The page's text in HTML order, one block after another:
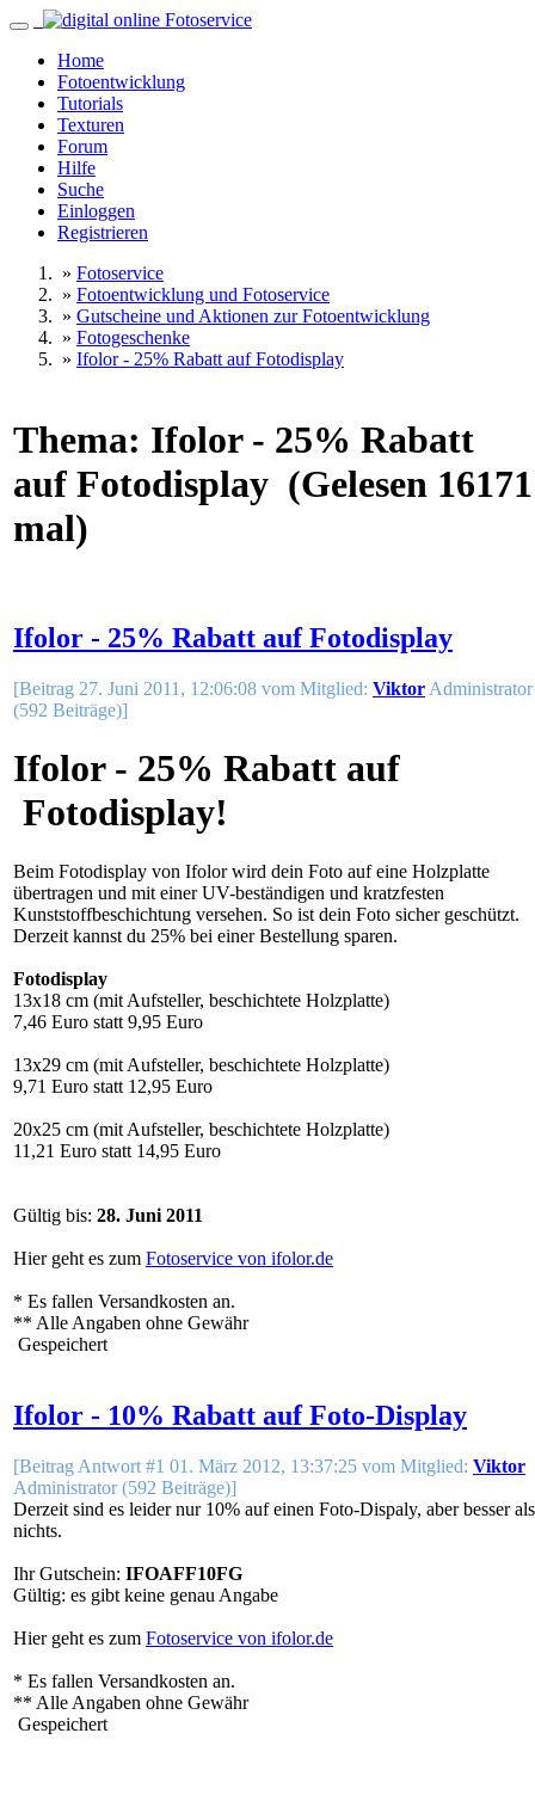
Home
Fotoentwicklung
Tutorials
Texturen
Forum
Hilfe
Suche
Einloggen
Registrieren
» Fotoservice
» Fotoentwicklung und Fotoservice
» Gutscheine und Aktionen zur Fotoentwicklung
» Fotogeschenke
» Ifolor - 25% Rabatt auf Fotodisplay
Thema: Ifolor - 25% Rabatt
auf Fotodisplay (Gelesen 16171
mal)
Ifolor - 25% Rabatt auf Fotodisplay
[Beitrag 27. Juni 2011, 12:06:08 vom Mitglied: Viktor Administrator
(592 Beiträge)]
Ifolor - 25% Rabatt auf
Fotodisplay!
Beim Fotodisplay von Ifolor wird dein Foto auf eine Holzplatte
übertragen und mit einer UV-beständigen und kratzfesten
Kunststoffbeschichtung versehen. So ist dein Foto sicher geschützt.
Derzeit kannst du 25% bei einer Bestellung sparen.
Fotodisplay
13x18 cm (mit Aufsteller, beschichtete Holzplatte)
7,46 Euro statt 9,95 Euro
13x29 cm (mit Aufsteller, beschichtete Holzplatte)
9,71 Euro statt 12,95 Euro
20x25 cm (mit Aufsteller, beschichtete Holzplatte)
11,21 Euro statt 14,95 Euro
Gültig bis: 28. Juni 2011
Hier geht es zum Fotoservice von ifolor.de
* Es fallen Versandkosten an.
** Alle Angaben ohne Gewähr
Gespeichert
Ifolor - 10% Rabatt auf Foto-Display
[Beitrag Antwort #1 01. März 2012, 13:37:25 vom Mitglied: Viktor
Administrator (592 Beiträge)]
Derzeit sind es leider nur 10% auf einen Foto-Dispaly, aber besser als
nichts.
Ihr Gutschein: IFOAFF10FG
Gültig: es gibt keine genau Angabe
Hier geht es zum Fotoservice von ifolor.de
* Es fallen Versandkosten an.
** Alle Angaben ohne Gewähr
Gespeichert